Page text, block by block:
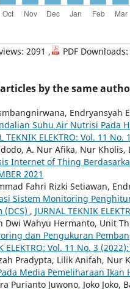
2091 , PDF
by the same
Endryansyah
Suhu Air Nutrisi Pada
TEKNIK ELEKTRO: Vol. 11 No.
A. Nur Afika, Nur Kholis,
Internet of Thing
2021
Fahri Rizki Setiawan,
Sistem Monitoring
(DCS) , JURNAL TEKNIK
Dwi Wahyu Hermanto, Unit
dan Pengukuran
ELEKTRO: Vol. 11 No. 3 (2022):
Pradypta, Lilik Anifah, Nur
Media Pemeliharaan Ikan
Purianto Juwono, Joko